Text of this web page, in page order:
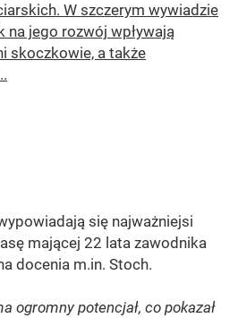
W szczerym wywiadzie
na jego rozwój wpływają
skoczkowie, a także
się najważniejsi
mającej 22 lata zawodnika
docenia m.in. Stoch.
ogromny potencjał, co pokazał